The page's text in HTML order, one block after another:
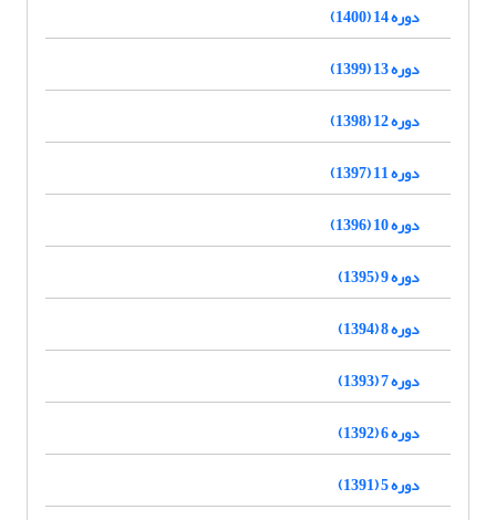
دوره 14 (1400)
دوره 13 (1399)
دوره 12 (1398)
دوره 11 (1397)
دوره 10 (1396)
دوره 9 (1395)
دوره 8 (1394)
دوره 7 (1393)
دوره 6 (1392)
دوره 5 (1391)